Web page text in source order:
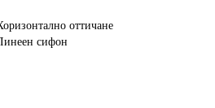
оттичане
сифон